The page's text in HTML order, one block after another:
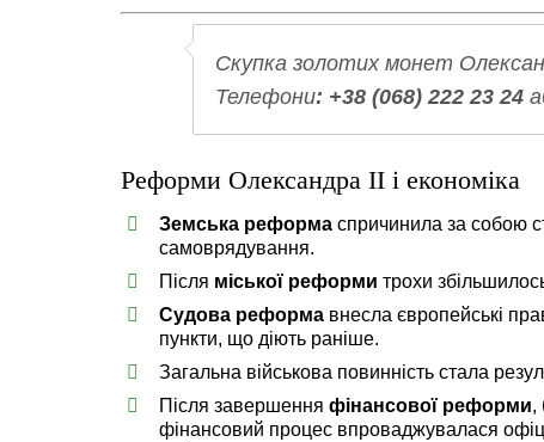
Скупка золотих монет
Телефони: +38 (068) 222 23 24
Реформи Олександра II і економіка
Земська реформа спричинила за собою
самоврядування.
Після міської реформи трохи
Судова реформа внесла європейські
пункти, що діють раніше.
Загальна військова повинність стала
Після завершення фінансової реформи,
фінансовий процес впроваджувалася